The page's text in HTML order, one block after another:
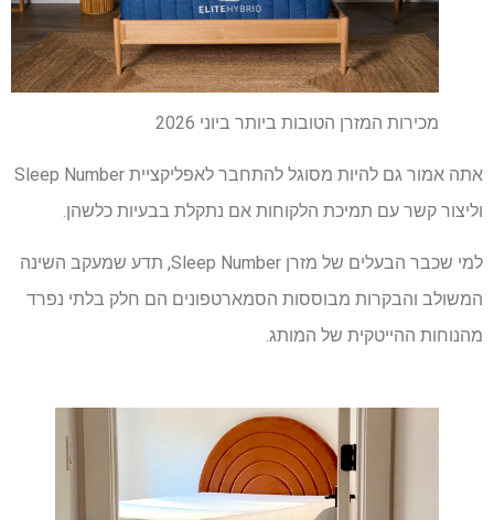
מכירות המזרן הטובות ביותר ביוני 2026
אתה אמור גם להיות מסוגל להתחבר לאפליקציית Sleep Number
וליצור קשר עם תמיכת הלקוחות אם נתקלת בבעיות כלשהן.
למי שכבר הבעלים של מזרן Sleep Number, תדע שמעקב השינה
המשולב והבקרות מבוססות הסמארטפונים הם חלק בלתי נפרד
מהנוחות ההייטקית של המותג.